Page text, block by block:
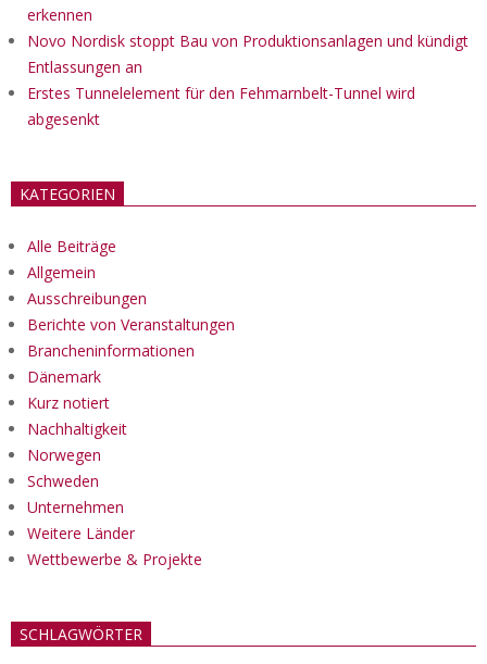
erkennen
Novo Nordisk stoppt Bau von Produktionsanlagen und kündigt
Entlassungen an
Erstes Tunnelelement für den Fehmarnbelt-Tunnel wird
abgesenkt
KATEGORIEN
Alle Beiträge
Allgemein
Ausschreibungen
Berichte von Veranstaltungen
Brancheninformationen
Dänemark
Kurz notiert
Nachhaltigkeit
Norwegen
Schweden
Unternehmen
Weitere Länder
Wettbewerbe & Projekte
SCHLAGWÖRTER